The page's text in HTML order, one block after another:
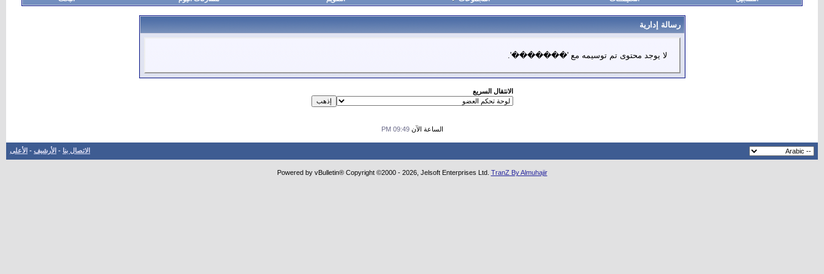
رسالة إدارية
لا يوجد محتوى تم توسيمه مع '�������'.
الانتقال السريع
الساعة الآن09:49 PM
الاتصال بنا - الأرشيف - الأعلى
Powered by vBulletin® Copyright ©2000 - 2026, Jelsoft Enterprises Ltd. TranZ By Almuhajir